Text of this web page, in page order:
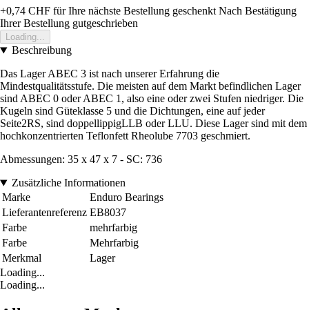
+0,74 CHF für Ihre nächste Bestellung geschenkt Nach Bestätigung
Ihrer Bestellung gutgeschrieben
Loading...
Beschreibung
Das Lager ABEC 3 ist nach unserer Erfahrung die
Mindestqualitätsstufe. Die meisten auf dem Markt befindlichen Lager
sind ABEC 0 oder ABEC 1, also eine oder zwei Stufen niedriger. Die
Kugeln sind Güteklasse 5 und die Dichtungen, eine auf jeder
Seite2RS, sind doppellippigLLB oder LLU. Diese Lager sind mit dem
hochkonzentrierten Teflonfett Rheolube 7703 geschmiert.
Abmessungen: 35 x 47 x 7 - SC: 736
Zusätzliche Informationen
Marke
Enduro Bearings
Lieferantenreferenz EB8037
Farbe
mehrfarbig
Farbe
Mehrfarbig
Merkmal
Lager
Loading...
Loading...